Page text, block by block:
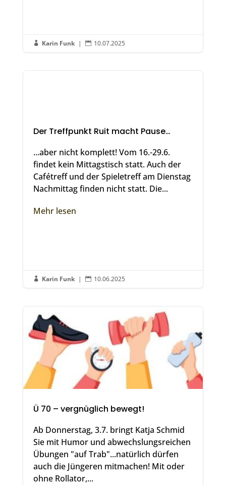
 Karin Funk |  10.07.2025
Der Treffpunkt Ruit macht Pause…
...aber nicht komplett! Vom 16.-29.6.
findet kein Mittagstisch statt. Auch der
Cafétreff und der Spieletreff am Dienstag
Nachmittag finden nicht statt. Die...
Mehr lesen
 Karin Funk |  10.06.2025
Ü 70 – vergnüglich bewegt!
Ab Donnerstag, 3.7. bringt Katja Schmid
Sie mit Humor und abwechslungsreichen
Übungen "auf Trab"...natürlich dürfen
auch die Jüngeren mitmachen! Mit oder
ohne Rollator,...